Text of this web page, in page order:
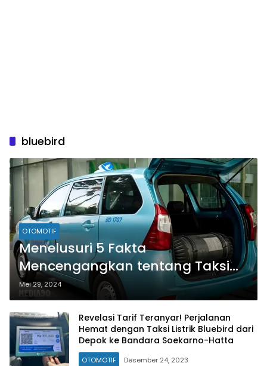
bluebird
OTOMOTIF
Menelusuri 5 Fakta
Mencengangkan tentang Taksi
BBG Bluebird: Pionir Ramah
Lingkungan
Mei 29, 2024
Revelasi Tarif Teranyar! Perjalanan
Hemat dengan Taksi Listrik Bluebird dari
Depok ke Bandara Soekarno-Hatta
OTOMOTIF Desember 24, 2023